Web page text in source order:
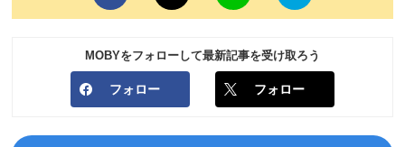
MOBYをフォローして最新記事を受け取ろう
フォロー フォロー